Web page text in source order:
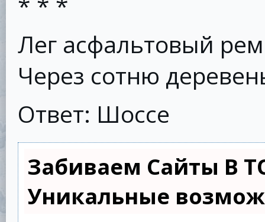
Лег асфальтовый
Через сотню
Ответ: Шоссе
Забиваем Сайты В
Уникальные